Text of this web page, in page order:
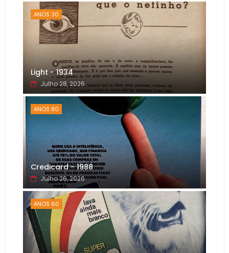
ANOS 30
Light - 1934
Julho 28, 2026
ANOS 80
Credicard - 1988
Julho 26, 2026
ANOS 60